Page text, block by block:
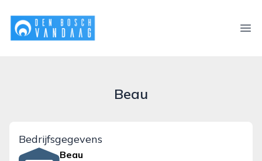
denboschvandaag.nl
Beau
Bedrijfsgegevens
Beau